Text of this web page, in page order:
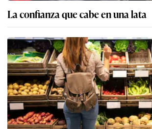
La confianza que cabe en una lata